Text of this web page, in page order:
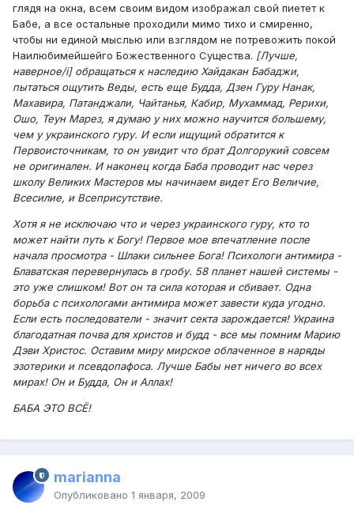
глядя на окна, всем своим видом изображал свой пиетет к
Бабе, а все остальные проходили мимо тихо и смиренно,
чтобы ни единой мыслью или взглядом не потревожить покой
Наилюбимейшейго Божественного Существа. [Лучше,
наверное/i] обращаться к наследию Хайдакан Бабаджи,
пытаться ощутить Веды, есть еще Будда, Дзен Гуру Нанак,
Махавира, Патанджали, Чайтанья, Кабир, Мухаммад, Рерихи,
Ошо, Теун Марез, я думаю у них можно научится большему,
чем у украинского гуру. И если ищущий обратится к
Первоисточникам, то он увидит что брат Долгорукий совсем
не оригинален. И наконец когда Баба проводит нас через
школу Великих Мастеров мы начинаем видет Его Величие,
Всесилие, и Всеприсутствие.
Хотя я не исключаю что и через украинского гуру, кто то
может найти путь к Богу! Первое мое впечатление после
начала просмотра - Шлаки сильнее Бога! Психологи антимира -
Блаватская перевернулась в гробу. 58 планет нашей системы -
это уже слишком! Вот он та сила которая и сбивает. Одна
борьба с психологами антимира может завести куда угодно.
Если есть последователи - значит секта зарождается! Украина
благодатная почва для христов и будд - все мы помним Марию
Дэви Христос. Оставим миру мирское облаченное в наряды
эзотерики и псевдопафоса. Лучше Бабы нет ничего во всех
мирах! Он и Будда, Он и Аллах!
БАБА ЭТО ВСЁ!
marianna
Опубликовано 1 января, 2009